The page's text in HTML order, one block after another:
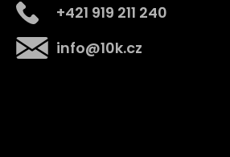
info@10k.cz
+421 919 211 240